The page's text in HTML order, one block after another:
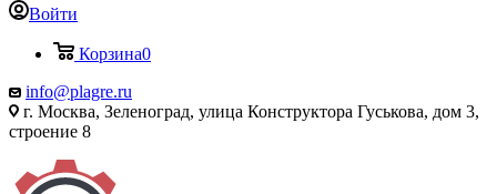
Войти
Корзина0
info@plagre.ru
г. Москва, Зеленоград, улица Конструктора Гуськова, дом 3,
строение 8